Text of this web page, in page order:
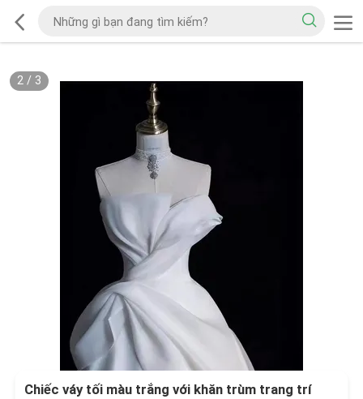
2/ 3
Chiếc váy tối màu trắng với khăn trùm trang trí